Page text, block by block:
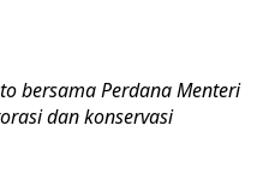
bersama Perdana Menteri
dan konservasi